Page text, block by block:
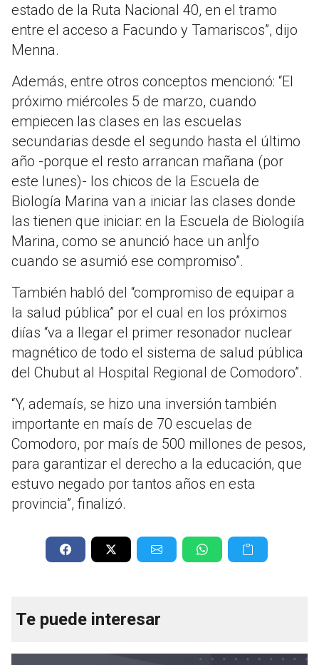
estado de la Ruta Nacional 40, en el tramo
entre el acceso a Facundo y Tamariscos”, dijo
Menna.
Además, entre otros conceptos mencionó: “El
próximo miércoles 5 de marzo, cuando
empiecen las clases en las escuelas
secundarias desde el segundo hasta el último
año -porque el resto arrancan mañana (por
este lunes)- los chicos de la Escuela de
Biología Marina van a iniciar las clases donde
las tienen que iniciar: en la Escuela de Biologiía
Marina, como se anunció hace un anÌƒo
cuando se asumió ese compromiso”.
También habló del “compromiso de equipar a
la salud pública” por el cual en los próximos
diías “va a llegar el primer resonador nuclear
magnético de todo el sistema de salud pública
del Chubut al Hospital Regional de Comodoro”.
“Y, ademaís, se hizo una inversión también
importante en maís de 70 escuelas de
Comodoro, por maís de 500 millones de pesos,
para garantizar el derecho a la educación, que
estuvo negado por tantos años en esta
provincia”, finalizó.
Te puede interesar